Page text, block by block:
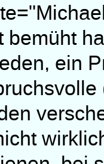
bemüht
ein